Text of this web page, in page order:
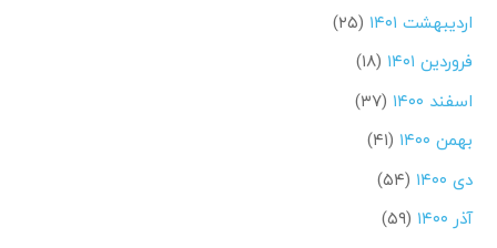
اردیبهشت ۱۴۰۱
(۲۵)
فروردین ۱۴۰۱
(۱۸)
اسفند ۱۴۰۰
(۳۷)
بهمن ۱۴۰۰
(۴۱)
دی ۱۴۰۰
(۵۴)
آذر ۱۴۰۰
(۵۹)